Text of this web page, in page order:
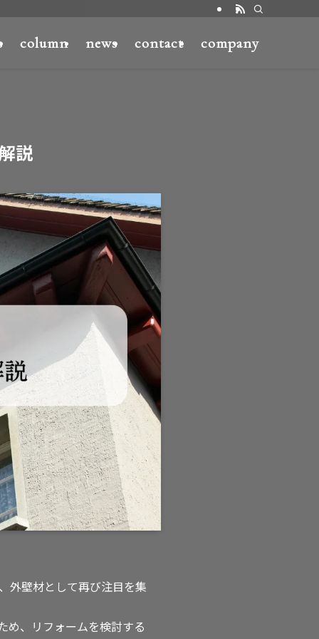
column news contact company
説
外壁材として再び注目を集
め、リフォームを検討する